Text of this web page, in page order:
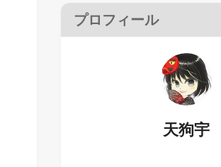
プロフィール
天狗宇